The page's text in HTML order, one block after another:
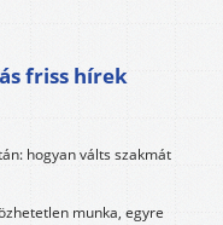
friss hírek
hogyan válts szakmát
munka, egyre